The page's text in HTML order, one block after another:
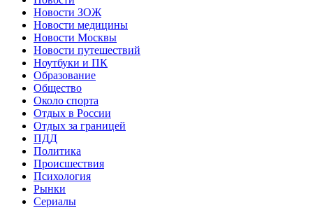
Новости ЗОЖ
Новости медицины
Новости Москвы
Новости путешествий
Ноутбуки и ПК
Образование
Общество
Около спорта
Отдых в России
Отдых за границей
ПДД
Политика
Происшествия
Психология
Рынки
Сериалы